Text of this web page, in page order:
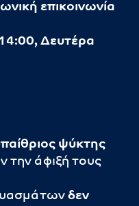
επικοινωνία
Δευτέρα
ψύκτης
την άφιξή τους
δεν